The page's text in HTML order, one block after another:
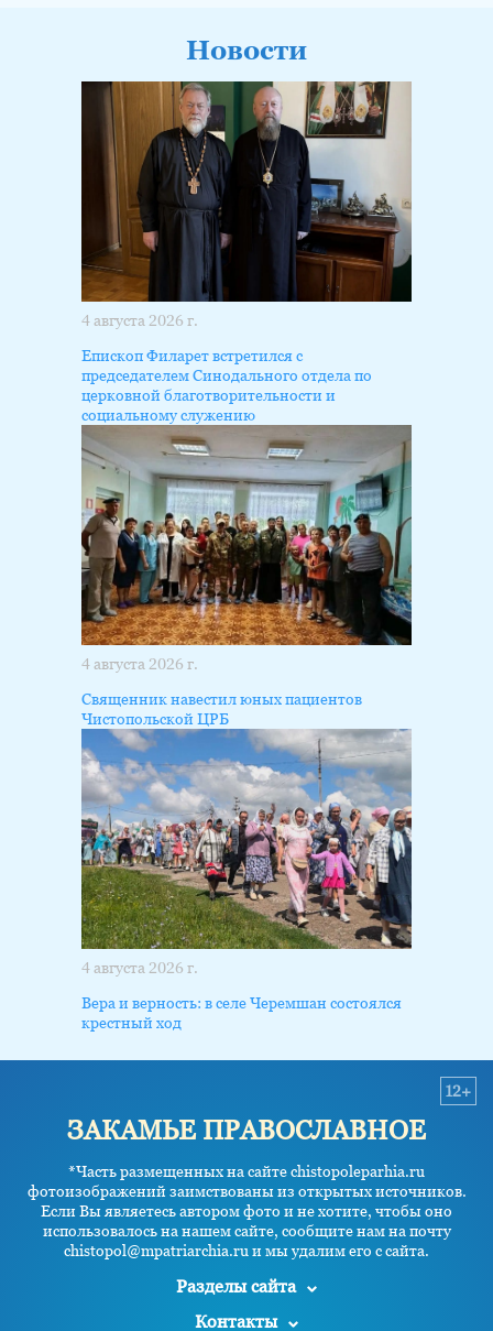
Новости
4 августа 2026 г.
Епископ Филарет встретился с
председателем Синодального отдела по
церковной благотворительности и
социальному служению
4 августа 2026 г.
Священник навестил юных пациентов
Чистопольской ЦРБ
4 августа 2026 г.
Вера и верность: в селе Черемшан состоялся
крестный ход
ЗАКАМЬЕ ПРАВОСЛАВНОЕ
*Часть размещенных на сайте chistopoleparhia.ru
фотоизображений заимствованы из открытых источников.
Если Вы являетесь автором фото и не хотите, чтобы оно
использовалось на нашем сайте, сообщите нам на почту
chistopol@mpatriarchia.ru и мы удалим его с сайта.
12+
Разделы сайта
Контакты